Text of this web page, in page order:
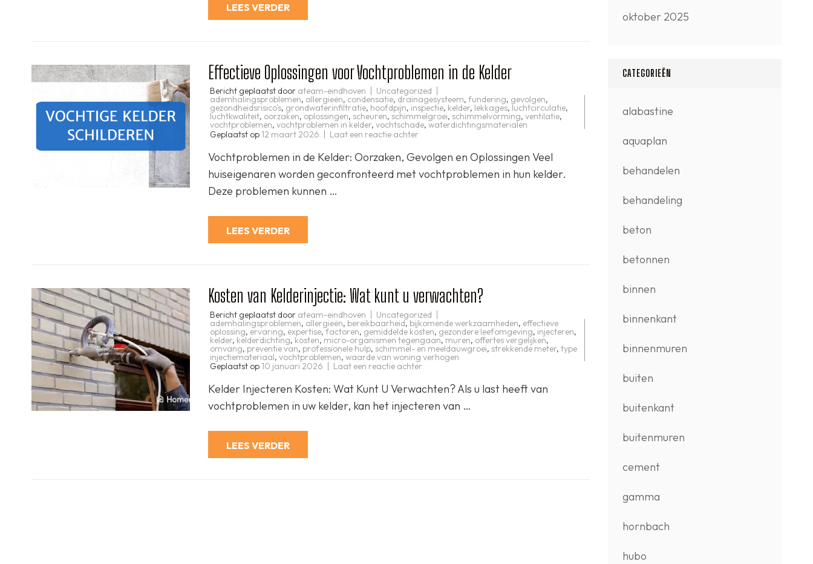
LEES VERDER
Effectieve Oplossingen voor Vochtproblemen in de Kelder
Bericht geplaatst door ateam-eindhoven Uncategorized
ademhalingsproblemen, allergieën, condensatie, drainagesysteem, fundering, gevolgen,
gezondheidsrisico's, grondwaterinfiltratie, hoofdpijn, inspectie, kelder, lekkages, luchtcirculatie,
luchtkwaliteit, oorzaken, oplossingen, scheuren, schimmelgroei, schimmelvorming, ventilatie,
vochtproblemen, vochtproblemen in kelder, vochtschade, waterdichtingsmaterialen
Geplaatst op 12 maart 2026 Laat een reactie achter
Oplossingen
voor
Vochtproblemen
in
Vochtproblemen in de Kelder: Oorzaken, Gevolgen en Oplossingen Veel
huiseigenaren worden geconfronteerd met vochtproblemen in hun kelder.
Deze problemen kunnen …
LEES VERDER
Kosten van Kelderinjectie: Wat kunt u verwachten?
Bericht geplaatst door ateam-eindhoven Uncategorized
ademhalingsproblemen, allergieën, bereikbaarheid, bijkomende werkzaamheden, effectieve
oplossing, ervaring, expertise,factoren, gemiddelde kosten, gezondere leefomgeving, injecteren,
kelder, kelderdichting, kosten, micro-organismen tegengaan, muren, offertes vergelijken,
omvang, preventie van, professionele hulp, schimmel- en meeldauwgroei, strekkende meter, type
injectiemateriaal, vochtproblemen, waarde van woning verhogen
Geplaatst op 10 januari 2026 Laat een reactie achter
van
Kelderinjectie:
kunt
Kelder Injecteren Kosten: Wat Kunt U Verwachten? Als u last heeft van
vochtproblemen in uw kelder, kan het injecteren van …
LEES VERDER
oktober 2025
CATEGORIEËN
alabastine
aquaplan
behandelen
behandeling
beton
betonnen
binnen
binnenkant
binnenmuren
buiten
buitenkant
buitenmuren
cement
gamma
hornbach
hubo